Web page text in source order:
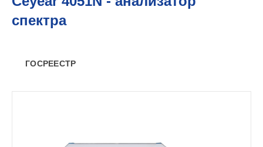
спектра
ГОСРЕЕСТР